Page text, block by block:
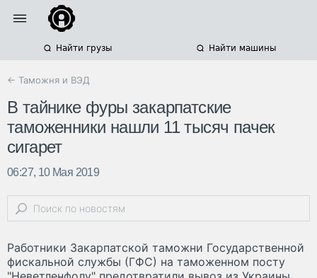
Найти грузы Найти машины
← Таможня и ВЭД
В тайнике фуры закарпатские
таможенники нашли 11 тысяч пачек
сигарет
06:27, 10 Мая 2019
Работники Закарпатской таможни Государственной
фискальной службы (ГФС) на таможенном посту